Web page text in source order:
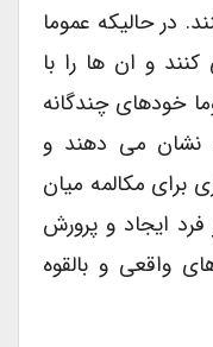
در حالیکه عموما
و ان ها را با
خودهای چندگانه
نشان می دهند و
مکالمه میان
ایجاد و پرورش
واقعی و بالقوه